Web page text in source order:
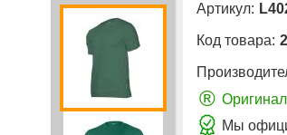
Артикул:
Код товара:
® Оригинал
Мы